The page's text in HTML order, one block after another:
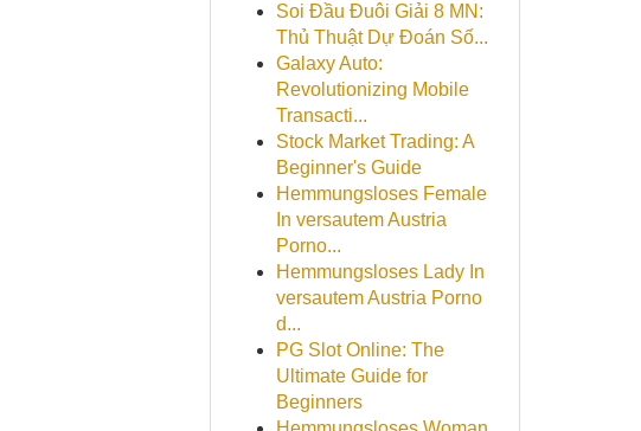
Soi Đầu Đuôi Giải 8 MN:
Thủ Thuật Dự Đoán Số...
Galaxy Auto:
Revolutionizing Mobile
Transacti...
Stock Market Trading: A
Beginner's Guide
Hemmungsloses Female
In versautem Austria
Porno...
Hemmungsloses Lady In
versautem Austria Porno
d...
PG Slot Online: The
Ultimate Guide for
Beginners